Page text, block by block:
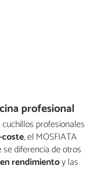
profesional
profesionales
, el MOSFIATA
diferencia de otros
rendimientoy las